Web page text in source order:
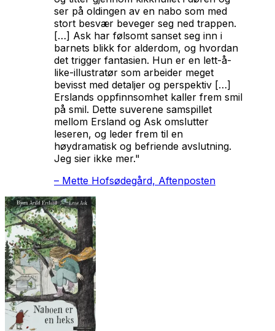
ser på oldingen av en nabo som med
stort besvær beveger seg ned trappen.
[…] Ask har følsomt sanset seg inn i
barnets blikk for alderdom, og hvordan
det trigger fantasien. Hun er en lett-å-
like-illustratør som arbeider meget
bevisst med detaljer og perspektiv […]
Erslands oppfinnsomhet kaller frem smil
på smil. Dette suverene samspillet
mellom Ersland og Ask omslutter
leseren, og leder frem til en
høydramatisk og befriende avslutning.
Jeg sier ikke mer."
– Mette Hofsødegård, Aftenposten